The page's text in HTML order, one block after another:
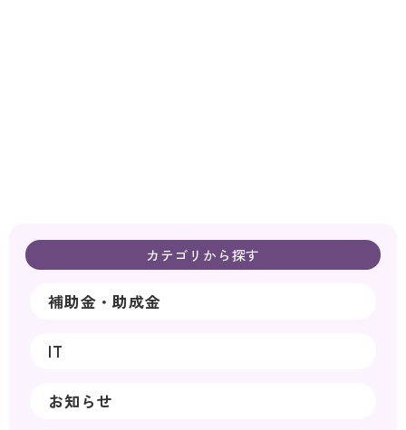
カテゴリから探す
補助金・助成金
IT
お知らせ